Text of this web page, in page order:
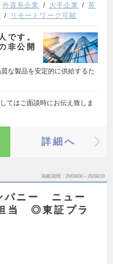
外資系企業 大手企業
英
リモートワーク可能
です。
非公開
な製品を安定的に供給するた
てはご面談時にお伝え致しま
詳細へ
掲載期間 26/08/06～26/08/19
パニー ニュー
当 ◎東証プラ